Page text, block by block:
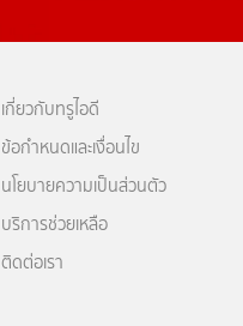
เกี่ยวกับทรูไอดี
ข้อกำหนดและเงื่อนไข
นโยบายความเป็นส่วนตัว
บริการช่วยเหลือ
ติดต่อเรา